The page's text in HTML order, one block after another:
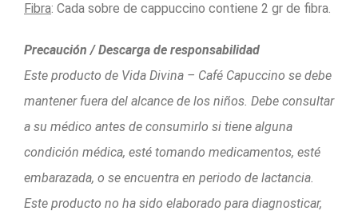
Fibra: Cada sobre de cappuccino contiene 2 gr de fibra.
Precaución / Descarga de responsabilidad
Este producto de Vida Divina – Café Capuccino se debe
mantener fuera del alcance de los niños. Debe consultar
a su médico antes de consumirlo si tiene alguna
condición médica, esté tomando medicamentos, esté
embarazada, o se encuentra en periodo de lactancia.
Este producto no ha sido elaborado para diagnosticar,